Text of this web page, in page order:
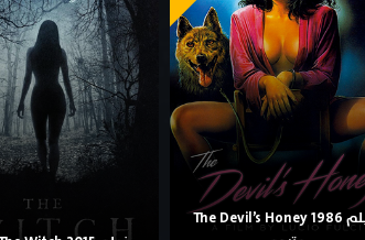
فيلم The Devil’s Honey 1986